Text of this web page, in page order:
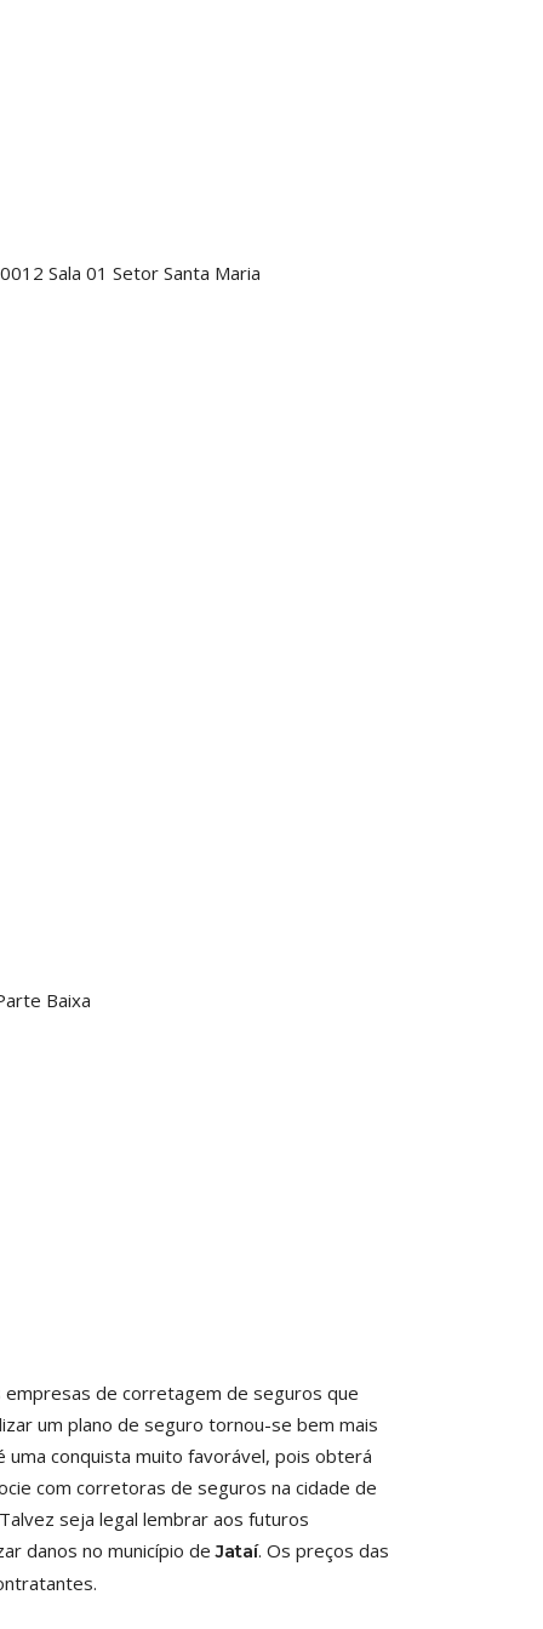
Sala 01 Setor Santa Maria
Baixa
de corretagem de seguros que
um plano de seguro tornou-se bem mais
uma conquista muito favorável, pois obterá
com corretoras de seguros na cidade de
seja legal lembrar aos futuros
danos no município deJataí. Os preços das